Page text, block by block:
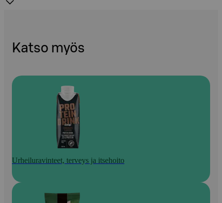
Katso myös
Urheiluravinteet, terveys ja itsehoito